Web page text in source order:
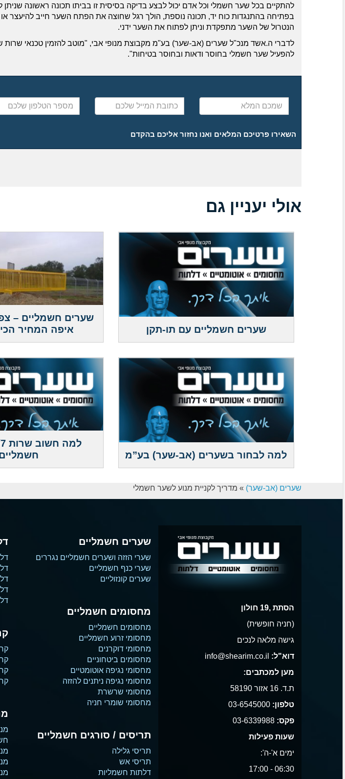
להתקיים בכל שער חשמלי וכל אדם יכול לבצע בדיקה בסיסית זו בביתו תכונה ראשונה
בפתיחה בהתנגדות כוח יד, תכונה נוספת, הולך רגל שחוצה את הפתח השער חייב להיעצר
הנטרול של השער מתפקדת וניתן לפתוח את השער ידני.
לדברי ה.אשד מנכ"ל שערים (אב-שער) בע"מ מקבוצת מנופי אבי, "מוטב להזמין טכנאי
להפעיל שער חשמלי בחוסר ודאות ובחוסר בטיחות".
שמכם
המלא
כתובת
המייל
מספר
הטלפון
השאירו פרטיכם המלאים ואנו נחזור אליכם בהקדם
אולי יעניין גם
שערים חשמליים עם תו-תקן
שערים חשמליים –
איפה המחיר
למה לבחור בשערים (אב-שער) בע”מ
שערים (אב-שער) » מדריך לקניית מנוע לשער חשמלי
הסתת ,19 חולון
(חניה חופשית)
גישה מלאה לנכים
דוא"ל:
מען למכתבים:
ת.ד. 16 אזור 58190
טלפון: 03-6545000
פקס: 03-6339988
שעות פעילות
ימים א'-ה':
06:30 - 17:00
שערים חשמליים
שערי הזזה ושערים חשמליים נגררים
שערי כנף חשמליים
שערים קונזוליים
מחסומים חשמליים
מחסומים חשמליים
מחסומי זרוע חשמליים
מחסומי דוקרנים
מחסומים ביטחוניים
מחסומי נגיפה אוטומטיים
מחסומי נגיפה ניתנים להזזה
מחסומי שרשרת
מחסומי שומרי חניה
תריסים / סורגים חשמליים
תריסי גלילה
תריסי אש
דלתות חשמליות